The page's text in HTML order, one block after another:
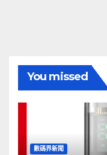
You missed
數碼界新聞